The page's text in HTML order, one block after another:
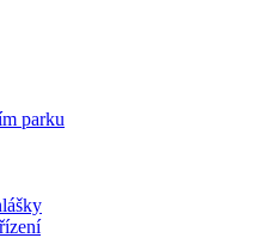
parku